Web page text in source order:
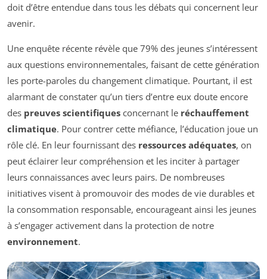
doit d’être entendue dans tous les débats qui concernent leur
avenir.
Une enquête récente révèle que 79% des jeunes s’intéressent
aux questions environnementales, faisant de cette génération
les porte-paroles du changement climatique. Pourtant, il est
alarmant de constater qu’un tiers d’entre eux doute encore
des preuves scientifiques concernant le réchauffement
climatique. Pour contrer cette méfiance, l’éducation joue un
rôle clé. En leur fournissant des ressources adéquates, on
peut éclairer leur compréhension et les inciter à partager
leurs connaissances avec leurs pairs. De nombreuses
initiatives visent à promouvoir des modes de vie durables et
la consommation responsable, encourageant ainsi les jeunes
à s’engager activement dans la protection de notre
environnement.